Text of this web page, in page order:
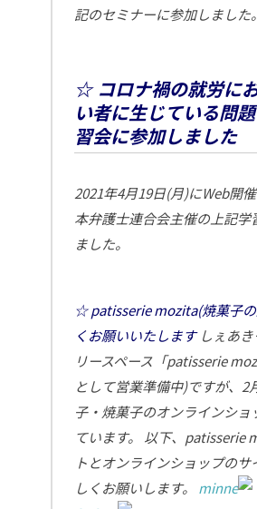
記のセミナーに参加しました。
☆ コロナ禍の就労に
い者に生じている問
習会に参加しました
2021年4月19日(月)にWeb開
本弁護士連合会主催の上記学
ました。
☆ patisserie mozita(焼菓子
くお願いいたしますしぇあき
リースペース「patisserie
として営業準備中)ですが、2
子・焼菓子のオンラインショ
ています。
以下、patisserie
トとオンラインショップのサ
しくお願いします。
minne